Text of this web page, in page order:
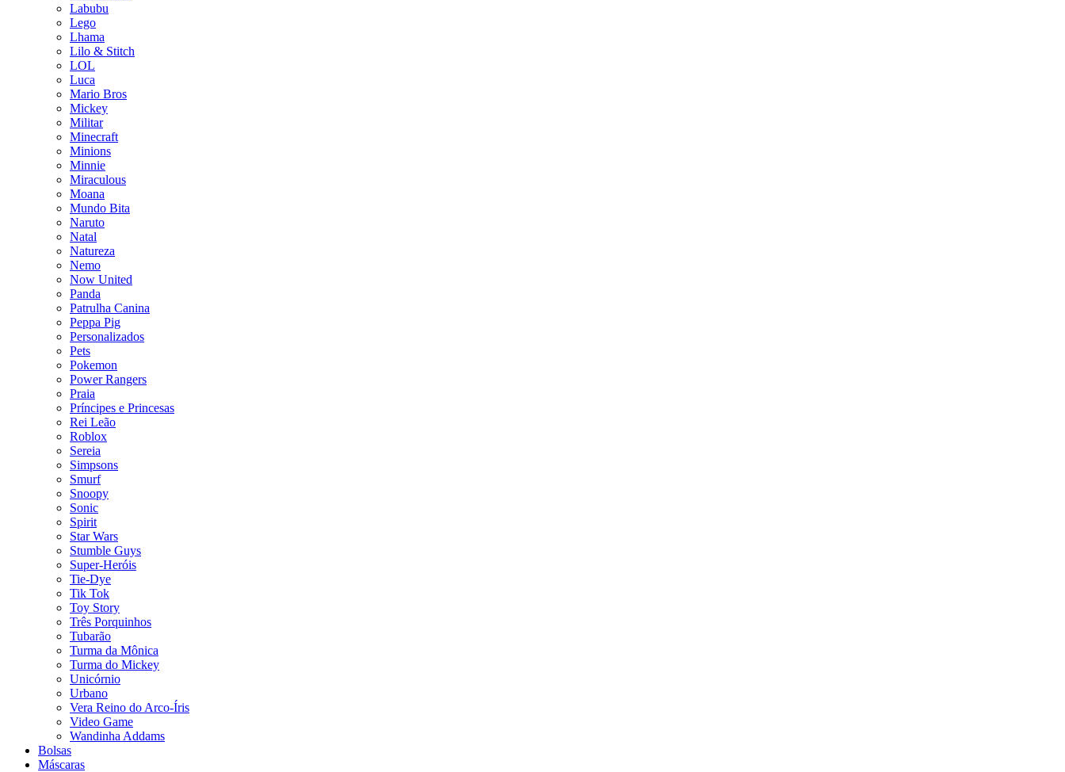
Labubu
Lego
Lhama
Lilo & Stitch
LOL
Luca
Mario Bros
Mickey
Militar
Minecraft
Minions
Minnie
Miraculous
Moana
Mundo Bita
Naruto
Natal
Natureza
Nemo
Now United
Panda
Patrulha Canina
Peppa Pig
Personalizados
Pets
Pokemon
Power Rangers
Praia
Príncipes e Princesas
Rei Leão
Roblox
Sereia
Simpsons
Smurf
Snoopy
Sonic
Spirit
Star Wars
Stumble Guys
Super-Heróis
Tie-Dye
Tik Tok
Toy Story
Três Porquinhos
Tubarão
Turma da Mônica
Turma do Mickey
Unicórnio
Urbano
Vera Reino do Arco-Íris
Video Game
Wandinha Addams
Bolsas
Máscaras